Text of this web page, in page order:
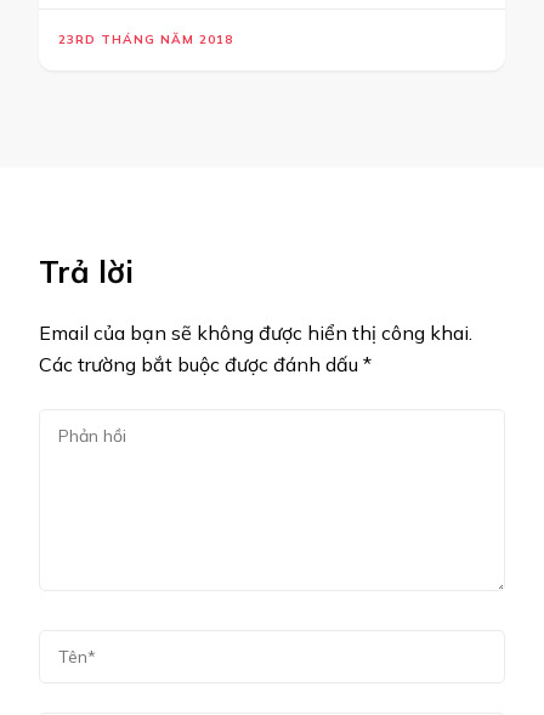
23RD THÁNG NĂM 2018
Trả lời
Email của bạn sẽ không được hiển thị công khai.
Các trường bắt buộc được đánh dấu *